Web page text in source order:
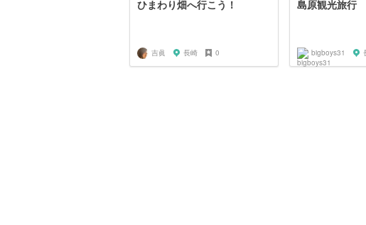
ひまわり畑へ行こう！
吉眞 長崎 0
島原観光旅行
bigboys31